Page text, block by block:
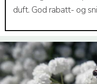
duft. God rabatt- og